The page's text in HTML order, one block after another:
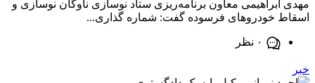
معاون برنامه‌ریزی ستاد نوسازی ناوگان نوسازی و
خودروهای فرسوده گفت: شماره گذاری...
۰ نظر